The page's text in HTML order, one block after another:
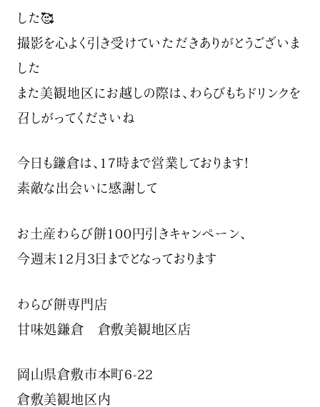
した🥰
撮影を心よく引き受けていただきありがとうございま
した
また美観地区にお越しの際は、わらびもちドリンクを
召しがってくださいね
今日も鎌倉は、17時まで営業しております！
素敵な出会いに感謝して
お土産わらび餅100円引きキャンペーン、
今週末12月3日までとなっております
わらび餅専門店
甘味処鎌倉 倉敷美観地区店
岡山県倉敷市本町6-22
倉敷美観地区内